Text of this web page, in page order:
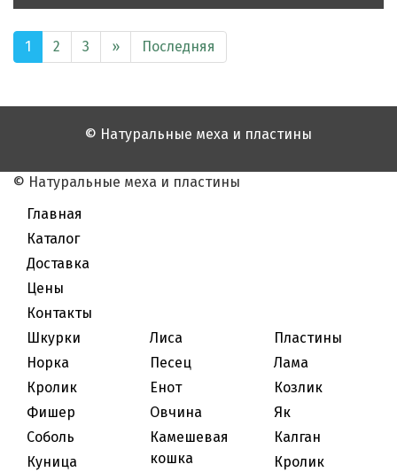
1 2 3 » Последняя
© Натуральные меха и пластины
© Натуральные меха и пластины
Главная
Каталог
Доставка
Цены
Контакты
Шкурки
Норка
Кролик
Фишер
Соболь
Куница
Лиса
Песец
Енот
Овчина
Камешевая
кошка
Пластины
Лама
Козлик
Як
Калган
Кролик